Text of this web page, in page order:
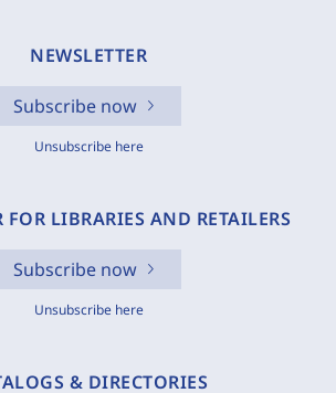
NEWSLETTER
Subscribe now
Unsubscribe here
FOR LIBRARIES AND RETAILERS
Subscribe now
Unsubscribe here
& DIRECTORIES